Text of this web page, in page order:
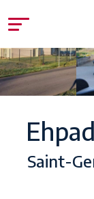
Saint-